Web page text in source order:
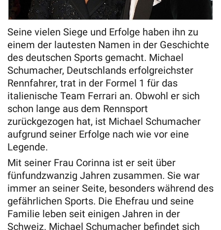
Seine vielen Siege und Erfolge haben ihn zu
einem der lautesten Namen in der Geschichte
des deutschen Sports gemacht. Michael
Schumacher, Deutschlands erfolgreichster
Rennfahrer, trat in der Formel 1 für das
italienische Team Ferrari an. Obwohl er sich
schon lange aus dem Rennsport
zurückgezogen hat, ist Michael Schumacher
aufgrund seiner Erfolge nach wie vor eine
Legende.
Mit seiner Frau Corinna ist er seit über
fünfundzwanzig Jahren zusammen. Sie war
immer an seiner Seite, besonders während des
gefährlichen Sports. Die Ehefrau und seine
Familie leben seit einigen Jahren in der
Schweiz. Michael Schumacher befindet sich